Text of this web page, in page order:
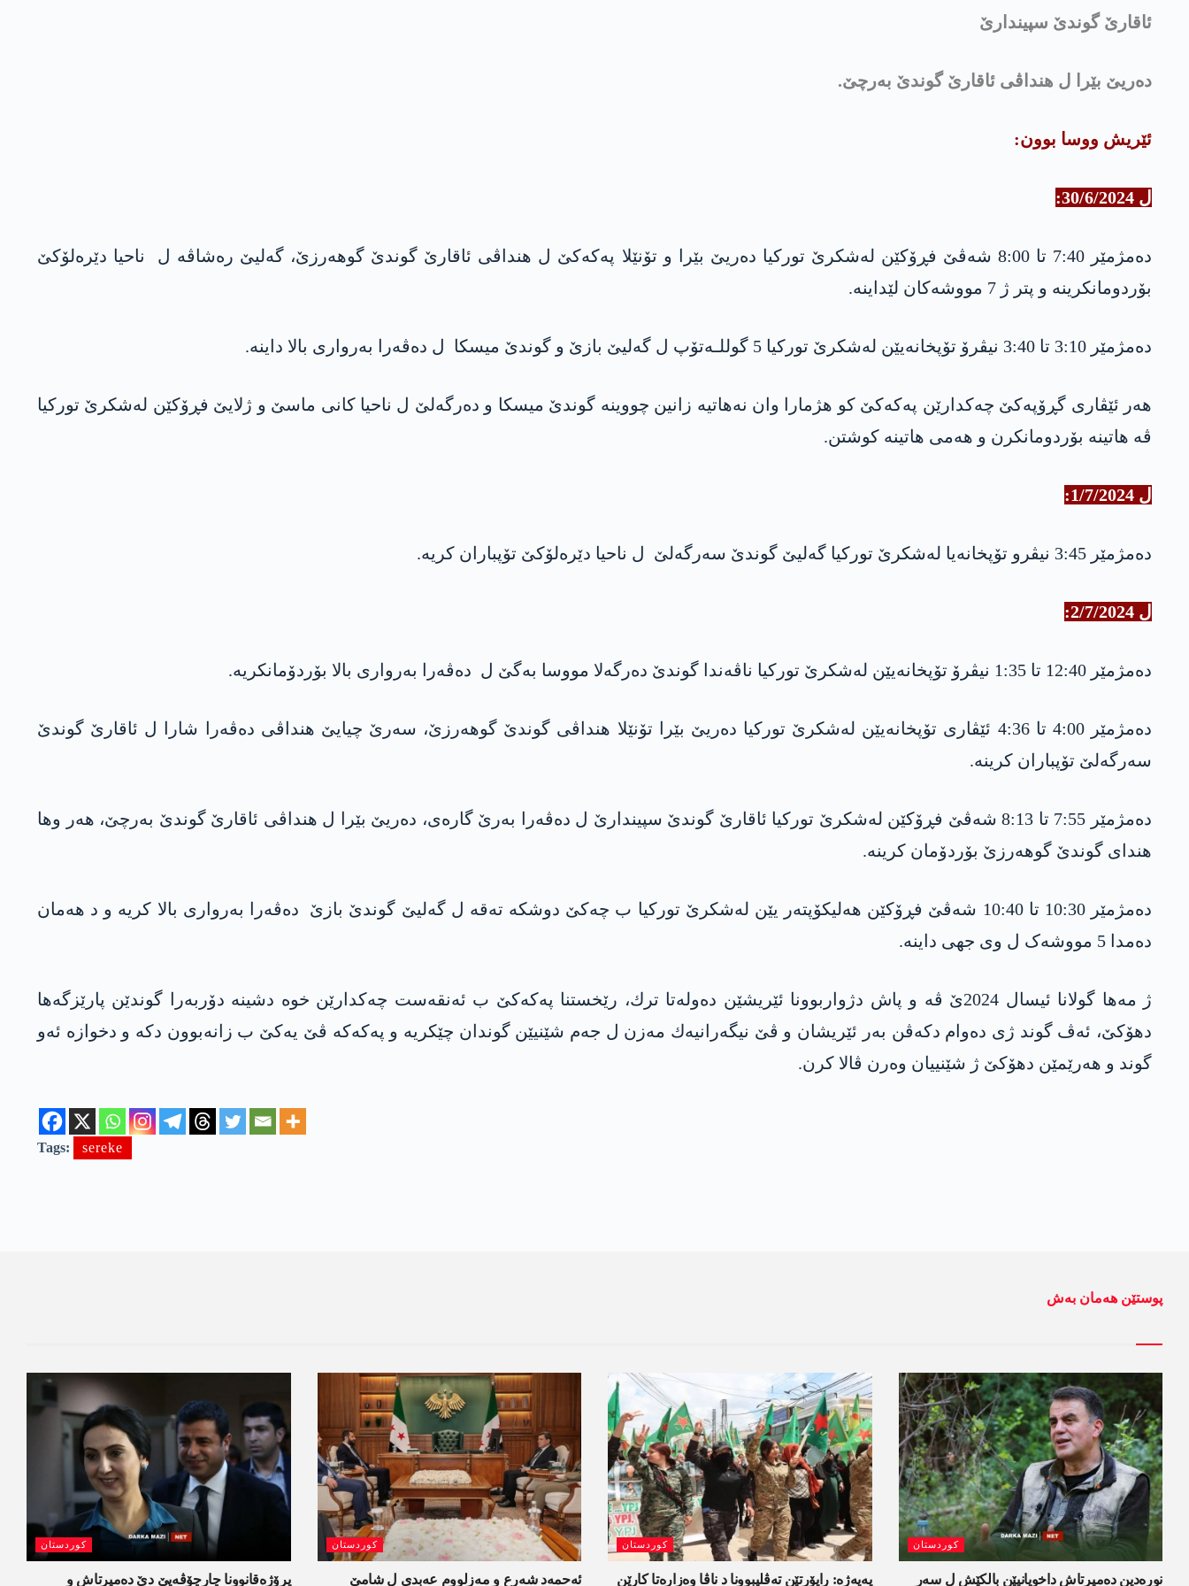
ئاقارێ گوندێ سپیندارێ
دەریێ بێرا ل هنداڤی ئاقارێ گوندێ بە‌رچێ.
ئێریش ووسا بوون:
ل 30/6/2024:
دەمژمێر 7:40 تا 8:00 شەڤێ فڕۆکێن له‌‌شکرێ تورکيا دەریێ بێرا و تۆنێلا په‌كه‌كێ ل هنداڤی ئاقارێ گوندێ گوھەرزێ، گەليێ رەشاڤە ل ‏ ناحيا دێرەلۆکێ
‏بۆردومانکرینە و پتر ژ 7 مووشەکان لێداینە.
دەمژمێر 3:10 تا 3:40 نيڤرۆ تۆپخانه‌یێن لەشکرێ تورکيا 5 گوللـه‌تۆپ ل گەليێ بازێ و گوندێ ميسکا ‏ ل دەڤەرا بەرواری بالا داینە.
هه‌ر ئێڤاری گڕۆپەکێ چەکدارێن په‌كه‌كێ كو هژمارا وان نەھاتيە زانین چووينە گوندێ ميسکا و دەرگەلێ ‏ل ناحيا کانی ماسێ و ژلایێ فڕۆکێن له‌شکرێ تورکيا
ڤه‌ هاتينه بۆردومانکرن و ھەمی هاتینە کوشتن.
ل 1/7/2024:
دەمژمێر 3:45 نیڤرو تۆپخانه‌یا لەشکرێ تورکيا گه‌لیێ گوندێ سه‌رگەلێ ‏ ل ناحیا دێرەلۆکێ تۆپباران کریه.
ل 2/7/2024:
دەمژمێر 12:40 تا 1:35 نیڤرۆ تۆپخانه‌یێن لەشکرێ تورکيا ناڤەندا گوندێ دەرگەلا مووسا بەگێ ل ‏ دەڤەرا بەرواری بالا بۆردۆمانکریە.
ده‌مژمێر 4:00 تا 4:36 ئێڤاری تۆپخانه‌یێن له‌شکرێ تورکيا دەریێ بێرا تۆنێلا هنداڤی گوندێ گوھەرزێ، سە‌رێ چیایێ هنداڤی دەڤەرا شارا ل ئاقارێ گوندێ
سەرگەلێ تۆپباران کرینه.
دەمژمێر 7:55 تا 8:13 شەڤێ فڕۆکێن لەشکرێ تورکيا ئاقارێ گوندێ سپیندارێ ل دەڤەرا بەرێ گارەی، دەریێ بێرا ل هنداڤی ئاقارێ گوندێ بە‌رچێ، هه‌ر وها
هندای گوندێ گوھەرزێ بۆردۆمان کرینه.
دەمژمێر 10:30 تا 10:40 شەڤێ فڕۆکێن ھەليکۆپتەر یێن لەشکرێ تورکيا ب چه‌کێ دوشکە تەقە ل گەليێ گوندێ بازێ ‏ دەڤەرا بەرواری بالا کریه و د هە‌مان
دەمدا 5 مووشەک ل وی جهی داينە.
ژ مه‌ها گولانا ئیسال 2024ێ ڤه‌ و پاش دژواربوونا ئێریشێن ده‌وله‌تا ترك، رێخستنا په‌كه‌كێ ب ئه‌نقه‌ست چه‌كدارێن خوه‌ دشینه‌ دۆربه‌را گوندێن پارێزگه‌ها
دهۆكێ، ئه‌ڤ گوند ژی ده‌وام دكه‌ڤن به‌ر ئێریشان و ڤێ نیگه‌رانیه‌ك مه‌زن ل جه‌م شێنیێن گوندان چێكریه‌ و په‌كه‌كه‌ ڤێ یه‌كێ ب زانه‌بوون دكه‌ و دخوازه‌ ئه‌و
گوند و هه‌رێمێن دهۆكێ ژ شێنییان وه‌رن ڤالا كرن.
Tags: sereke
پوستێن ھەمان بەش
کوردستان
پرۆژەقانوونا چارچۆڤەیێ دێ دەمیرتاش و
کوردستان
ئەحمەد شەرع و مەزلووم عەبدی ل شامێ
کوردستان
یەپەژە: راپۆرتێن تەڤلیبوونا د ناڤا وەزارەتا کارێن
کوردستان
نورەدین دەمیرتاش داخویانیێن بالکێش ل سەر